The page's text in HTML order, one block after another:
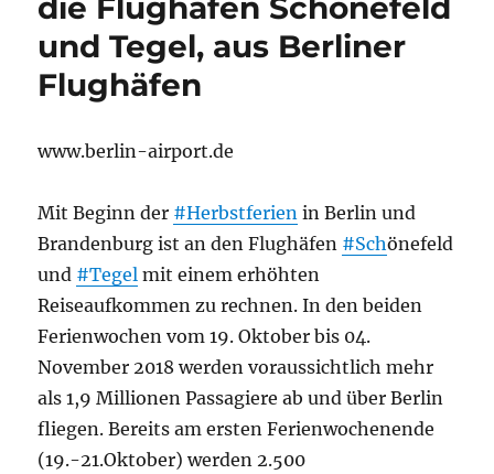
die Flughäfen Schönefeld
und Tegel, aus Berliner
Flughäfen
www.berlin-airport.de
Mit Beginn der #Herbstferien in Berlin und
Brandenburg ist an den Flughäfen #Schönefeld
und #Tegel mit einem erhöhten
Reiseaufkommen zu rechnen. In den beiden
Ferienwochen vom 19. Oktober bis 04.
November 2018 werden voraussichtlich mehr
als 1,9 Millionen Passagiere ab und über Berlin
fliegen. Bereits am ersten Ferienwochenende
(19.-21.Oktober) werden 2.500